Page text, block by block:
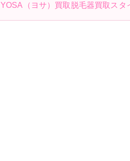
YOSA（ヨサ）買取 脱毛器買取 スタ